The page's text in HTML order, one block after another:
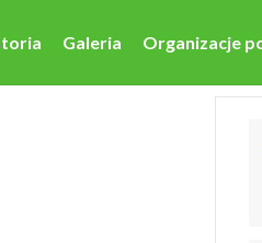
Galeria Organizacje